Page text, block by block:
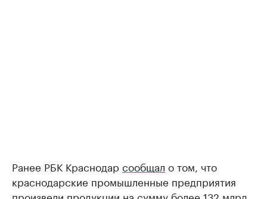
Ранее РБК Краснодар сообщал о том, что
краснодарские промышленные предприятия